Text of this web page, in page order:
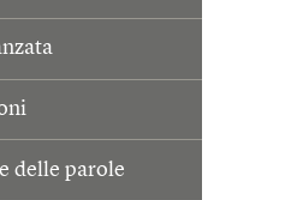
delle parole